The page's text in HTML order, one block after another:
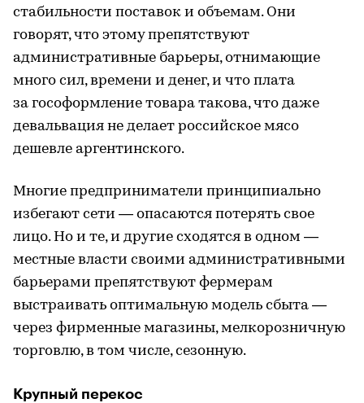
стабильности поставок и объемам. Они
говорят, что этому препятствуют
административные барьеры, отнимающие
много сил, времени и денег, и что плата
за гософормление товара такова, что даже
девальвация не делает российское мясо
дешевле аргентинского.
Многие предприниматели принципиально
избегают сети — опасаются потерять свое
лицо. Но и те, и другие сходятся в одном —
местные власти своими административными
барьерами препятствуют фермерам
выстраивать оптимальную модель сбыта —
через фирменные магазины, мелкорозничную
торговлю, в том числе, сезонную.
Крупный перекос